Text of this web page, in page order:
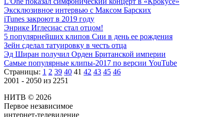
Эксклюзивное интервью с Максом Барских
iTunes закроют в 2019 году
Энрике Иглесиас стал отцом!
5 популярнейших клипов Сии в день ее рождения
Зейн сделал татуировку в честь отца
Эд Ширан получил Орден Британской империи
Самые популярные клипы-2017 по версии YouTube
Страницы: 1 2 39 40 41 42 43 45 46
2001 - 2050 из 2251
НИТВ © 2026
Первое независимое
интернет-телевидение